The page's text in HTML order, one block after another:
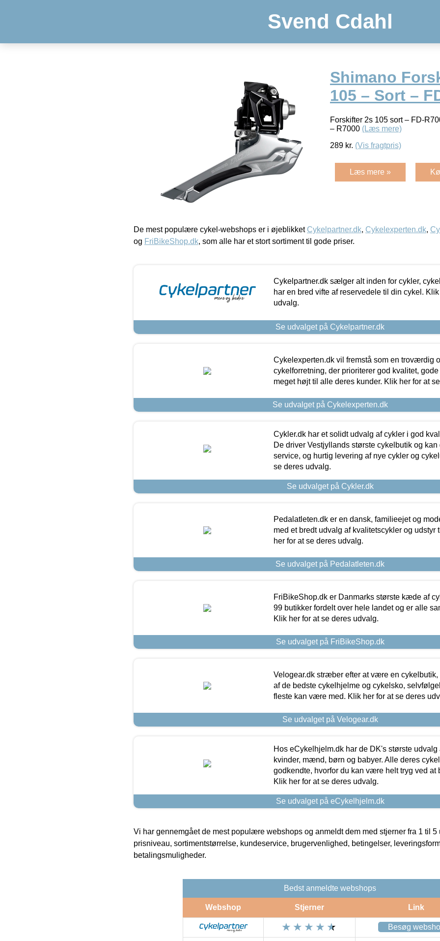
Svend Cdahl
Shimano
105 – Sort –
Forskifter 2s 105 sort – FD-
– R7000 (Læs mere)
289 kr. (Vis fragtpris)
Læs mere »
De mest populære cykel-webshops er i øjeblikket Cykelpartner.dk, Cykelexperten.dk,
og FriBikeShop.dk, som alle har et stort sortiment til gode priser.
Cykelpartner.dk sælger alt inden for cykler,
har en bred vifte af reservedele til din cykel.
udvalg.
Se udvalget på Cykelpartner.dk
Cykelexperten.dk vil fremstå som en troværdig
cykelforretning, der prioriterer god kvalitet,
meget højt til alle deres kunder. Klik her for at
Se udvalget på Cykelexperten.dk
Cykler.dk har et solidt udvalg af cykler i god
De driver Vestjyllands største cykelbutik og kan
service, og hurtig levering af nye cykler og
se deres udvalg.
Se udvalget på Cykler.dk
Pedalatleten.dk er en dansk, familieejet og
med et bredt udvalg af kvalitetscykler og udstyr
her for at se deres udvalg.
Se udvalget på Pedalatleten.dk
FriBikeShop.dk er Danmarks største kæde af
99 butikker fordelt over hele landet og er alle
Klik her for at se deres udvalg.
Se udvalget på FriBikeShop.dk
Velogear.dk stræber efter at være en cykelbutik,
af de bedste cykelhjelme og cykelsko,
fleste kan være med. Klik her for at se deres
Se udvalget på Velogear.dk
Hos eCykelhjelm.dk har de DK's største udvalg
kvinder, mænd, børn og babyer. Alle deres
godkendte, hvorfor du kan være helt tryg ved at
Klik her for at se deres udvalg.
Se udvalget på eCykelhjelm.dk
Vi har gennemgået de mest populære webshops og anmeldt dem med stjerner fra 1 til 5
prisniveau, sortimentstørrelse, kundeservice, brugervenlighed, betingelser,
betalingsmuligheder.
Bedst anmeldte webshops
Webshop Stjerner Link
Besøg